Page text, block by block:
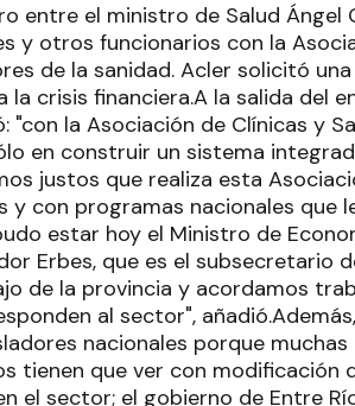
entre el ministro de Salud Ángel
y otros funcionarios con la
de la sanidad. Acler solicitó
crisis financiera.A la salida del
la Asociación de Clínicas y
en construir un sistema
justos que realiza esta
con programas nacionales que
estar hoy el Ministro de
Erbes, que es el subsecretario
de la provincia y acordamos
al sector",
nacionales porque
tienen que ver con modificación
el sector; el gobierno de Entre